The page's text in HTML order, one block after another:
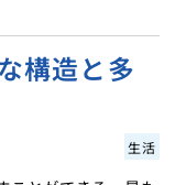
構造と多
生活